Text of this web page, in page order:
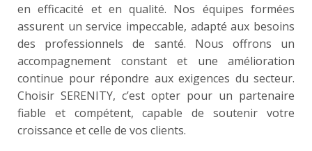
en efficacité et en qualité. Nos équipes formées
assurent un service impeccable, adapté aux besoins
des professionnels de santé. Nous offrons un
accompagnement constant et une amélioration
continue pour répondre aux exigences du secteur.
Choisir SERENITY, c’est opter pour un partenaire
fiable et compétent, capable de soutenir votre
croissance et celle de vos clients.